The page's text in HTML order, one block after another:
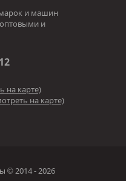
и машин
оптовыми и
на карте)
на карте)
© 2014 - 2026